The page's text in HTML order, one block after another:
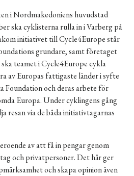
i Nordmakedoniens huvudstad
ska cyklisterna rulla in i Varberg på
initiativet till Cycle4Europe står
grundare, samt företaget
teamet i Cycle4Europe cykla
av Europas fattigaste länder i syfte
Foundation och deras arbete för
Europa. Under cyklingens gång
resan via de båda initiativtagarnas
av att få in pengar genom
och privatpersoner. Det här ger
och skapa opinion även